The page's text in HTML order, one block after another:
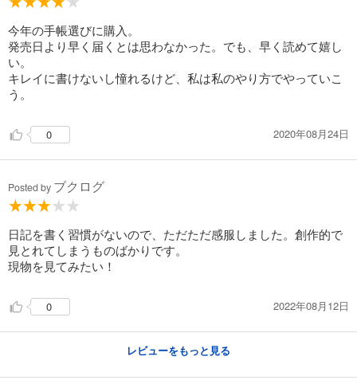
今年の手帳選びに購入。
発売日より早く届くとは思わなかった。でも、早く読めて嬉し
い。
キレイに書けないし憧れるけど、私は私のやり方でやっていこ
う。
0 2020年08月24日
Posted by ブクログ
日記を書く習慣がないので、ただただ感服しました。創作的で
見とれてしまうものばかりです。
現物を見てみたい！
0 2022年08月12日
レビューをもっと見る